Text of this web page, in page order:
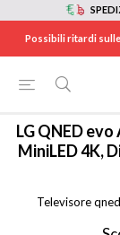
Possibili ritardi sulle
TV E
LGQNED evo
MiniLED 4K,
Televisore